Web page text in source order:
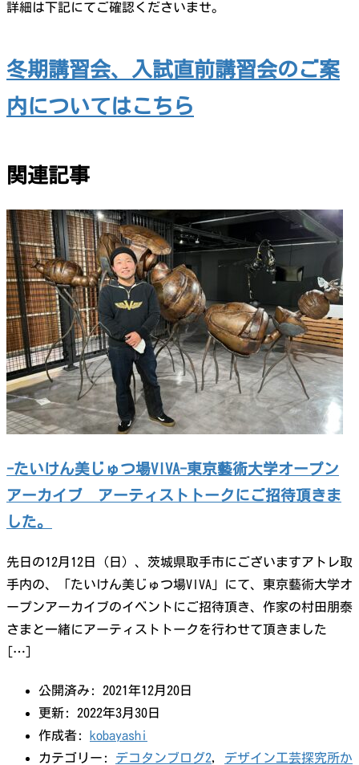
詳細は下記にてご確認くださいませ。
冬期講習会、入試直前講習会のご案
内についてはこちら
関連記事
-たいけん美じゅつ場VIVA-東京藝術大学オープン
アーカイブ アーティストトークにご招待頂きま
した。
先日の12月12日（日）、茨城県取手市にございますアトレ取
手内の、「たいけん美じゅつ場VIVA」にて、東京藝術大学オ
ープンアーカイブのイベントにご招待頂き、作家の村田朋泰
さまと一緒にアーティストトークを行わせて頂きました
[…]
公開済み: 2021年12月20日
更新: 2022年3月30日
作成者: kobayashi
カテゴリー: デコタンブログ2, デザイン工芸探究所か